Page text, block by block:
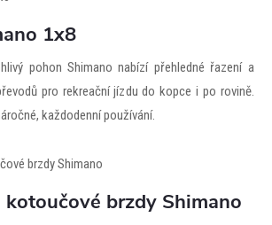
1x8
pohon Shimano nabízí přehledné řazení a
pro rekreační jízdu do kopce i po rovině.
každodenní používání.
brzdy Shimano